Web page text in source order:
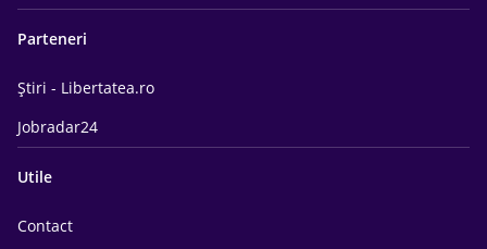
Parteneri
Știri - Libertatea.ro
Jobradar24
Utile
Contact